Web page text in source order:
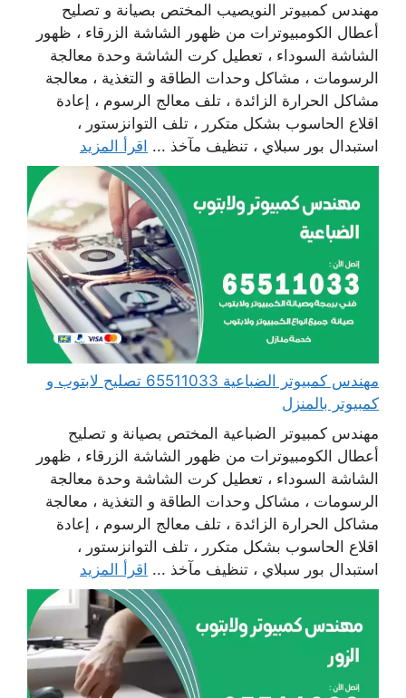
مهندس كمبيوتر النويصيب المختص بصيانة و تصليح
أعطال الكومبيوترات من ظهور الشاشة الزرقاء ، ظهور
الشاشة السوداء ، تعطيل كرت الشاشة وحدة معالجة
الرسومات ، مشاكل وحدات الطاقة و التغذية ، معالجة
مشاكل الحرارة الزائدة ، تلف معالج الرسوم ، إعادة
اقلاع الحاسوب بشكل متكرر ، تلف التوانزستور ،
استبدال بور سبلاي ، تنظيف مآخذ ... اقرأ المزيد
مهندس كمبيوتر الضباعية 65511033 تصليح لابتوب و
كمبيوتر بالمنزل
مهندس كمبيوتر الضباعية المختص بصيانة و تصليح
أعطال الكومبيوترات من ظهور الشاشة الزرقاء ، ظهور
الشاشة السوداء ، تعطيل كرت الشاشة وحدة معالجة
الرسومات ، مشاكل وحدات الطاقة و التغذية ، معالجة
مشاكل الحرارة الزائدة ، تلف معالج الرسوم ، إعادة
اقلاع الحاسوب بشكل متكرر ، تلف التوانزستور ،
استبدال بور سبلاي ، تنظيف مآخذ ... اقرأ المزيد